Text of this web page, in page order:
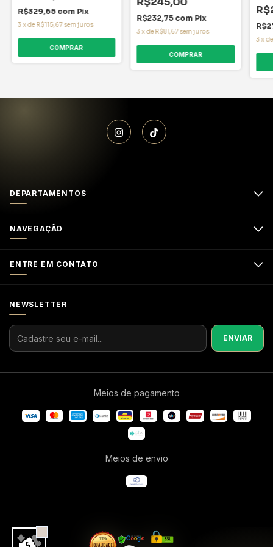
R$329,65 com Pix
3xde R$115,67sem juros
R$232,75 com Pix
3xde R$81,67sem juros
3x
DEPARTAMENTOS
NAVEGAÇÃO
ENTRE EM CONTATO
NEWSLETTER
Meios de pagamento
Meios de envio